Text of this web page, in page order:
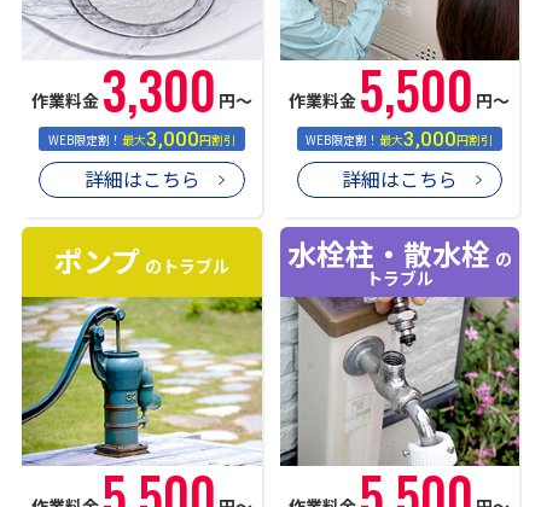
作業料金 3,300 円〜
WEB限定割！最大3,000円割引
詳細はこちら
作業料金 5,500 円〜
WEB限定割！最大3,000円割引
詳細はこちら
ポンプ のトラブル 水栓柱・散水栓 の
トラブル